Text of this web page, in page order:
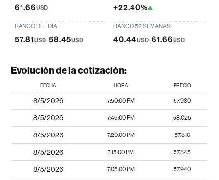
61.66USD +22.40%
RANGO DEL DÍA
57.81USD-58.45USD
RANGO 52 SEMANAS
40.44USD-61.66USD
Evolución de la cotización:
FECHA HORA PRECIO
8/5/2026 7:50:00 PM 57.980
8/5/2026 7:45:00 PM 58.025
8/5/2026 7:20:00 PM 57.810
8/5/2026 7:15:00 PM 57.845
8/5/2026 7:05:00 PM 57.940